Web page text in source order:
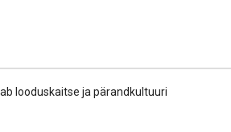
looduskaitse ja pärandkultuuri